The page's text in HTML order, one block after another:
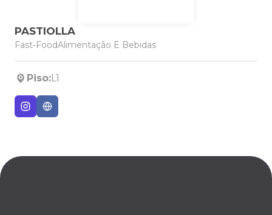
PASTIOLLA
Fast-FoodAlimentação E Bebidas
Piso:L1